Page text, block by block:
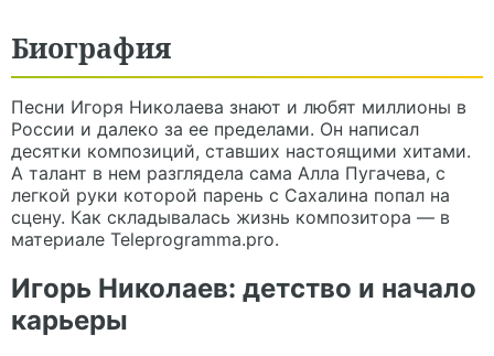
Биография
Песни Игоря Николаева знают и любят миллионы в
России и далеко за ее пределами. Он написал
десятки композиций, ставших настоящими хитами.
А талант в нем разглядела сама Алла Пугачева, с
легкой руки которой парень с Сахалина попал на
сцену. Как складывалась жизнь композитора — в
материале Teleprogramma.pro.
Игорь Николаев: детство и начало
карьеры